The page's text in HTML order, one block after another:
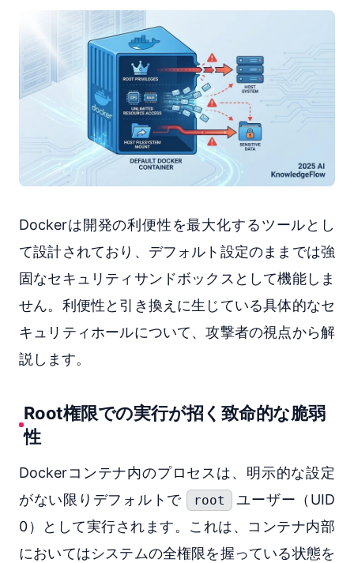
Dockerは開発の利便性を最大化するツールとし
て設計されており、デフォルト設定のままでは強
固なセキュリティサンドボックスとして機能しま
せん。利便性と引き換えに生じている具体的なセ
キュリティホールについて、攻撃者の視点から解
説します。
Root権限での実行が招く致命的な脆弱
性
Dockerコンテナ内のプロセスは、明示的な設定
がない限りデフォルトで
root
ユーザー（UID
0）として実行されます。これは、コンテナ内部
においてはシステムの全権限を握っている状態を